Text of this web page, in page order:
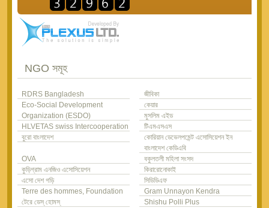
NGO সমূহ
RDRS Bangladesh
জীবিকা
Eco-Social Development
Organization (ESDO)
কেয়ার
মুসলিম এইড
HLVETAS swiss Intercooperation
টিএমএসএস
বুরো বাংলাদেশ
কোরিয়ান ডেভেলপমেন্ট এসোসিয়েশন ইন
বাংলাদেশ কেডিএবি
OVA
বকুলতলী মহিলা সংসদ
কুড়িগ্রাম এনজিও এসোসিয়েশন
কিরারোনোকাই
এসো দেশ গড়ি
সিডিডিএফ
Terre des hommes, Foundation
টেরে ডেস্ হোমস্
Gram Unnayon Kendra
Shishu Polli Plus